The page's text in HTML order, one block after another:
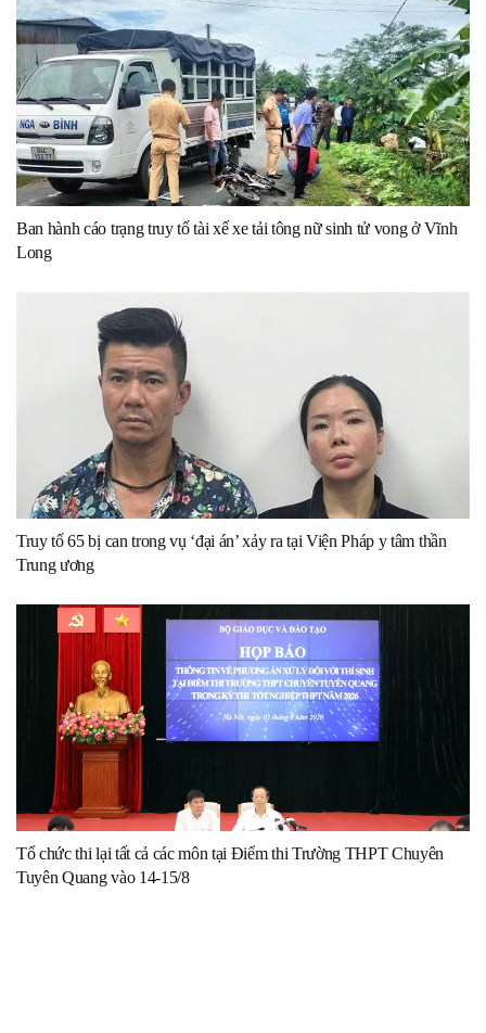
Ban hành cáo trạng truy tố tài xế xe tải tông nữ sinh tử vong ở Vĩnh
Long
Truy tố 65 bị can trong vụ ‘đại án’ xảy ra tại Viện Pháp y tâm thần
Trung ương
Tổ chức thi lại tất cả các môn tại Điểm thi Trường THPT Chuyên
Tuyên Quang vào 14-15/8